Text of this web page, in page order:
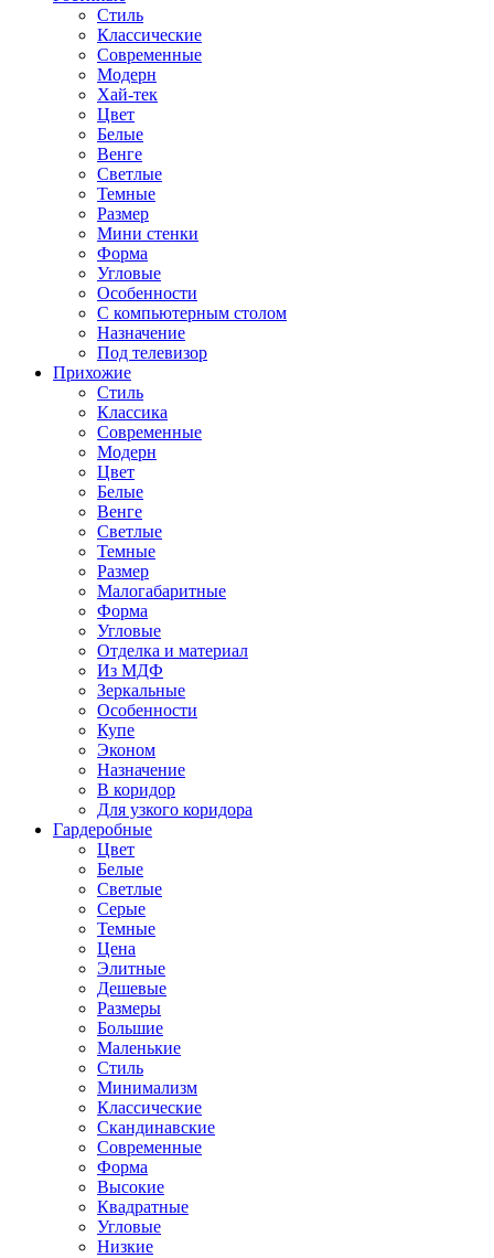
Стиль
Классические
Современные
Модерн
Хай-тек
Цвет
Белые
Венге
Светлые
Темные
Размер
Мини стенки
Форма
Угловые
Особенности
С компьютерным столом
Назначение
Под телевизор
Прихожие
Стиль
Классика
Современные
Модерн
Цвет
Белые
Венге
Светлые
Темные
Размер
Малогабаритные
Форма
Угловые
Отделка и материал
Из МДФ
Зеркальные
Особенности
Купе
Эконом
Назначение
В коридор
Для узкого коридора
Гардеробные
Цвет
Белые
Светлые
Серые
Темные
Цена
Элитные
Дешевые
Размеры
Большие
Маленькие
Стиль
Минимализм
Классические
Скандинавские
Современные
Форма
Высокие
Квадратные
Угловые
Низкие